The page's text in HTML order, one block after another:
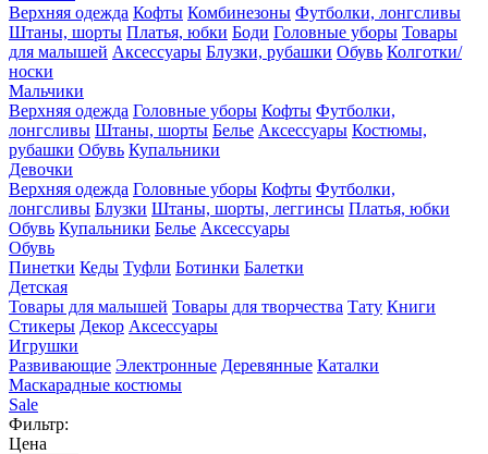
Верхняя одежда Кофты Комбинезоны Футболки, лонгсливы
Штаны, шорты Платья, юбки Боди Головные уборы Товары
для малышей Аксессуары Блузки, рубашки Обувь Колготки/
носки
Мальчики
Верхняя одежда Головные уборы Кофты Футболки,
лонгсливы Штаны, шорты Белье Аксессуары Костюмы,
рубашки Обувь Купальники
Девочки
Верхняя одежда Головные уборы Кофты Футболки,
лонгсливы Блузки Штаны, шорты, леггинсы Платья, юбки
Обувь Купальники Белье Аксессуары
Обувь
Пинетки Кеды Туфли Ботинки Балетки
Детская
Товары для малышей Товары для творчества Тату Книги
Стикеры Декор Аксессуары
Игрушки
Развивающие Электронные Деревянные Каталки
Маскарадные костюмы
Sale
Фильтр:
Цена